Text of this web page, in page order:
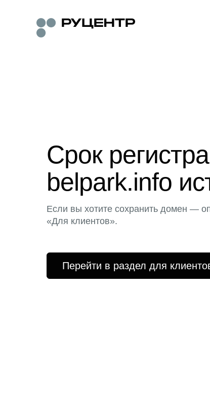
Срок
belpark.info
Если вы хотите сохранить домен —
«Для клиентов».
Перейти в раздел для